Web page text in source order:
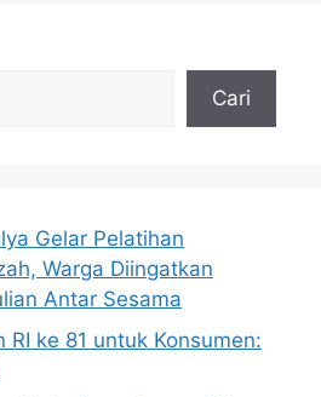
Cari
Gelar Pelatihan
Warga Diingatkan
Antar Sesama
RI ke 81 untuk Konsumen: